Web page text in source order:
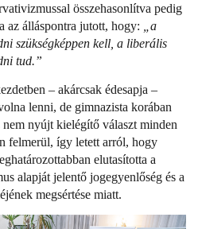
összehasonlítva pedig
az álláspontra jutott, hogy:
„a
szükségképpen kell, a liberális
tud.”
– akárcsak édesapja –
lenni, de gimnazista korában
nyújt kielégítő választ minden
felmerül, így letett arról, hogy
elutasította a
alapját jelentő jogegyenlőség és a
megsértése miatt.